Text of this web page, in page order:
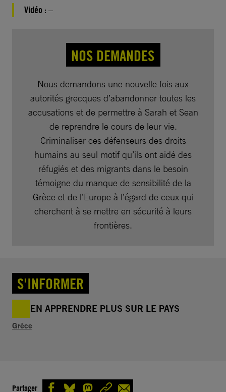
Vidéo : –
NOS DEMANDES
Nous demandons une nouvelle fois aux
autorités grecques d’abandonner toutes les
accusations et de permettre à Sarah et Sean
de reprendre le cours de leur vie.
Criminaliser ces défenseurs des droits
humains au seul motif qu’ils ont aidé des
réfugiés et des migrants dans le besoin
témoigne du manque de sensibilité de la
Grèce et de l’Europe à l’égard de ceux qui
cherchent à se mettre en sécurité à leurs
frontières.
S'INFORMER
EN APPRENDRE PLUS SUR LE PAYS
Grèce
Partager